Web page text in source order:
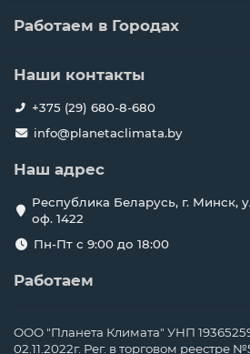
Работаем в Городах
Наши контакты
+375 (29) 680-8-680
info@planetaclimata.by
Наш адрес
Республика Беларусь, г. Минск,
оф. 1422
Пн-Пт с 9:00 до 18:00
Работаем
ООО "Планета Климата" УНП
02.11.2022г. Рег. в торговом реестре